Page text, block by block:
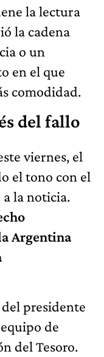
la lectura
la cadena
o un
en el que
comodidad.
del fallo
viernes, el
el tono con el
a la noticia.
Argentina
presidente
de
del Tesoro.